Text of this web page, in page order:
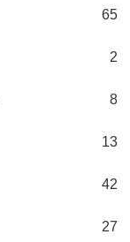
65
2
8
13
42
27